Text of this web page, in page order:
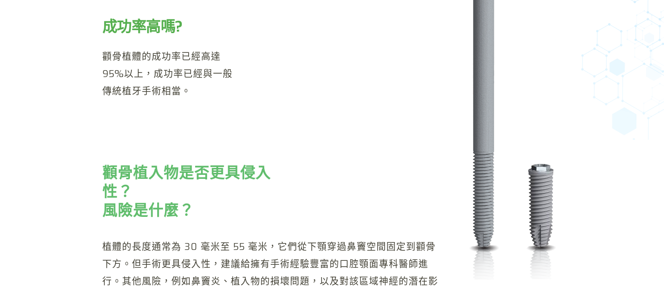
成功率高嗎?
顴骨植體的成功率已經高達
95%以上，成功率已經與一般
傳統植牙手術相當。
顴骨植入物是否更具侵入
性？
風險是什麼？
植體的長度通常為 30 毫米至 55 毫米，它們從下顎穿過鼻竇空間固定到顴骨
下方。但手術更具侵入性，建議給擁有手術經驗豐富的口腔顎面專科醫師進
行。其他風險，例如鼻竇炎、植入物的損壞問題，以及對該區域神經的潛在影